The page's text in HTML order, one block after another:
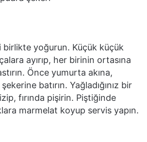
birlikte yoğurun. Küçük küçük
ayırıp, her birinin ortasına
Önce yumurta akına,
batırın. Yağladığınız bir
fırında pişirin. Piştiğinde
marmelat koyup servis yapın.